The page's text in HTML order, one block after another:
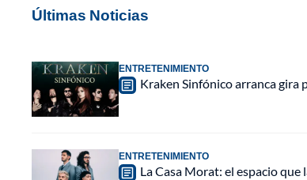
Últimas Noticias
ENTRETENIMIENTO
Kraken Sinfónico arranca gira
ENTRETENIMIENTO
La Casa Morat: el espacio